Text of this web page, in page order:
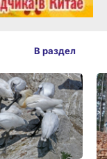
В раздел